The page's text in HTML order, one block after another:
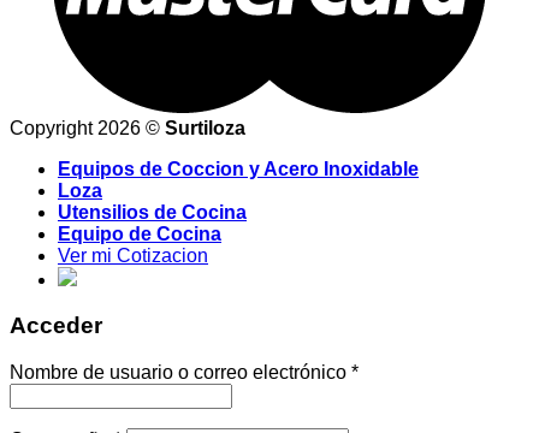
Copyright 2026 © Surtiloza
Equipos de Coccion y Acero Inoxidable
Loza
Utensilios de Cocina
Equipo de Cocina
Ver mi Cotizacion
Acceder
Nombre de usuario o correo electrónico *